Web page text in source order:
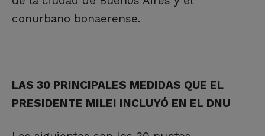
conurbano bonaerense.
LAS 30 PRINCIPALES MEDIDAS QUE EL
PRESIDENTE MILEI INCLUYÓ EN EL DNU